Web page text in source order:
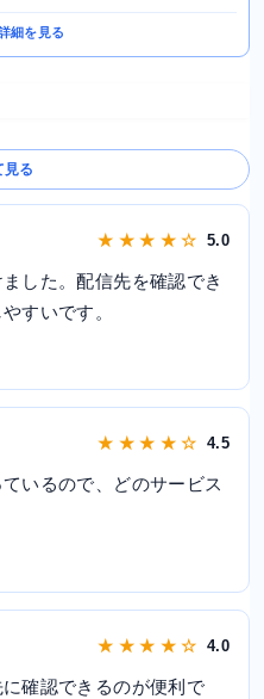
細を見る
見る
★ ★ ★ ★ ☆ 5.0
した。配信先を確認でき
すいです。
★ ★ ★ ★ ☆ 4.5
いるので、どのサービス
★ ★ ★ ★ ☆ 4.0
確認できるのが便利で